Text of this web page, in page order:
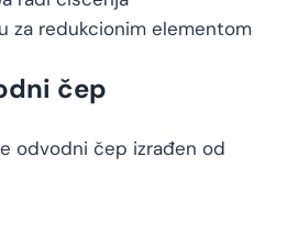
za redukcionim elementom
čep
odvodni čep izrađen od